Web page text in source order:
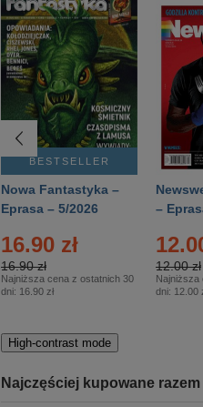
BESTSELLER
Nowa Fantastyka –
Eprasa – 5/2026
16.90 zł
16.90 zł
Najniższa cena z ostatnich 30
dni: 16.90 zł
–
12.00 zł
Najniższa
dni: 12.00
High-contrast mode
Najczęściej kupowane razem